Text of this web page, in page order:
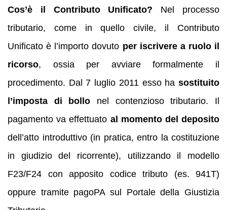
Cos’è il Contributo Unificato? Nel processo
tributario, come in quello civile, il Contributo
Unificato è l’importo dovuto per iscrivere a ruolo il
ricorso, ossia per avviare formalmente il
procedimento. Dal 7 luglio 2011 esso ha sostituito
l’imposta di bollo nel contenzioso tributario. Il
pagamento va effettuato al momento del deposito
dell’atto introduttivo (in pratica, entro la costituzione
in giudizio del ricorrente), utilizzando il modello
F23/F24 con apposito codice tributo (es. 941T)
oppure tramite pagoPA sul Portale della Giustizia